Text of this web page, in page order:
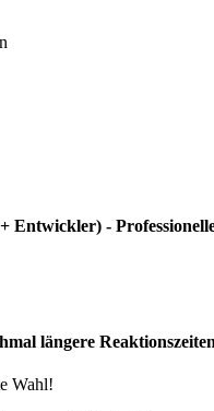
Entwickler) -
längere Reaktionszeiten
Wahl!